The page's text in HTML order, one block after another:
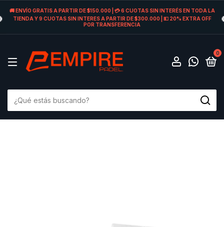
🚚 ENVÍO GRATIS A PARTIR DE $150.000 | 💳 6 CUOTAS SIN INTERÉS EN TODA LA
TIENDA Y 9 CUOTAS SIN INTERES A PARTIR DE $300.000 | 💵 20% EXTRA OFF
POR TRANSFERENCIA
0